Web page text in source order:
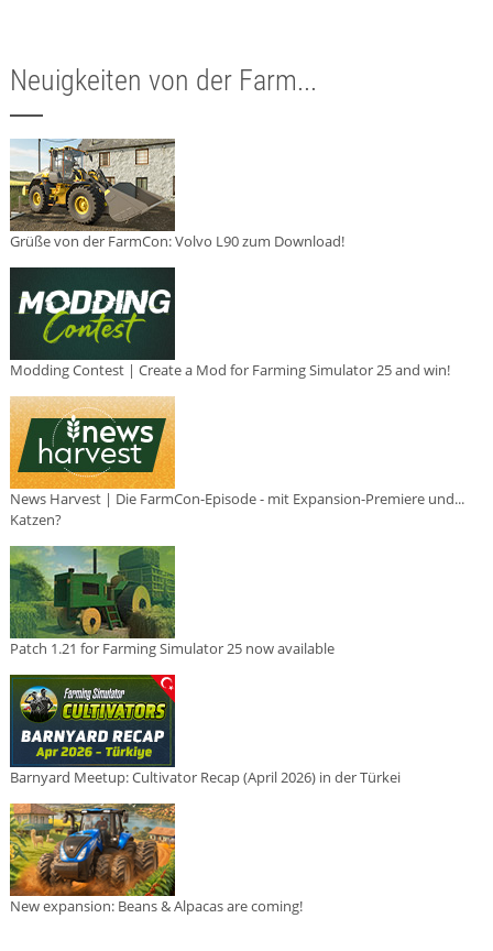
Neuigkeiten von der Farm...
Grüße von der FarmCon: Volvo L90 zum Download!
Modding Contest | Create a Mod for Farming Simulator 25 and win!
News Harvest | Die FarmCon-Episode - mit Expansion-Premiere und...
Katzen?
Patch 1.21 for Farming Simulator 25 now available
Barnyard Meetup: Cultivator Recap (April 2026) in der Türkei
New expansion: Beans & Alpacas are coming!